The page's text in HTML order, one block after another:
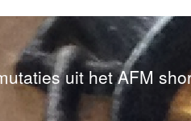
uit het AFM